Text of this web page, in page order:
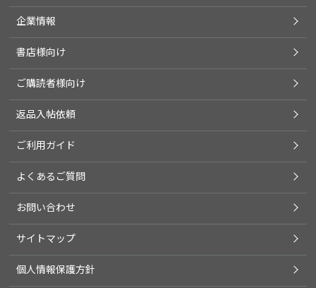
企業情報
書店様向け
ご購読者様向け
返品入帖依頼
ご利用ガイド
よくあるご質問
お問い合わせ
サイトマップ
個人情報保護方針